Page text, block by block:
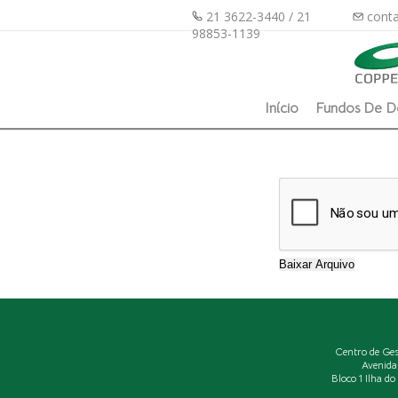
21 3622-3440 / 21
98853-1139
Início Fundos De
Centro de
Bloco 1 Ilha